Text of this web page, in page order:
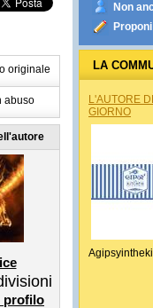
originale
abuso
profilo
Non
LA
L'AUTORE
GIORNO